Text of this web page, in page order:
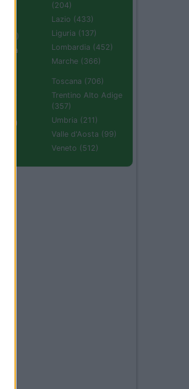
(204)
Lazio (433)
Liguria (137)
Lombardia (452)
Marche (366)
Toscana (706)
Trentino Alto Adige
(357)
Umbria (211)
Valle d'Aosta (99)
Veneto (512)